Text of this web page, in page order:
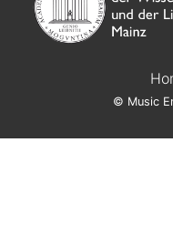
© Music